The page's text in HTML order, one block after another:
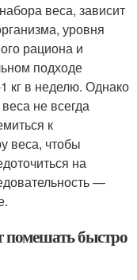
веса, зависит
уровня
рациона и
подходе
кг в неделю. Однако
не всегда
к
веса, чтобы
на
—
быстро